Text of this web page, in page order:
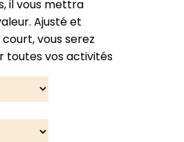
il vous mettra
Ajusté et
vous serez
toutes vos activités